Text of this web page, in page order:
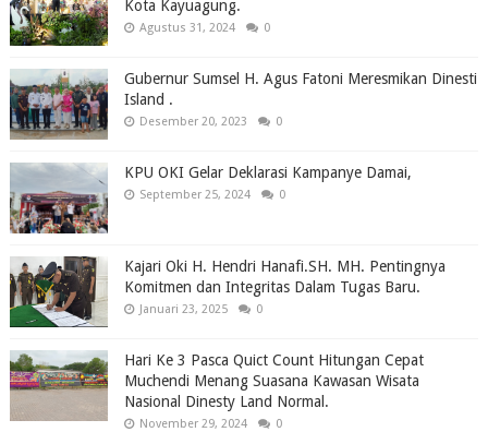
Kota Kayuagung.
Agustus 31, 2024 0
Gubernur Sumsel H. Agus Fatoni Meresmikan Dinesti
Island .
Desember 20, 2023 0
KPU OKI Gelar Deklarasi Kampanye Damai,
September 25, 2024 0
Kajari Oki H. Hendri Hanafi.SH. MH. Pentingnya
Komitmen dan Integritas Dalam Tugas Baru.
Januari 23, 2025 0
Hari Ke 3 Pasca Quict Count Hitungan Cepat
Muchendi Menang Suasana Kawasan Wisata
Nasional Dinesty Land Normal.
November 29, 2024 0